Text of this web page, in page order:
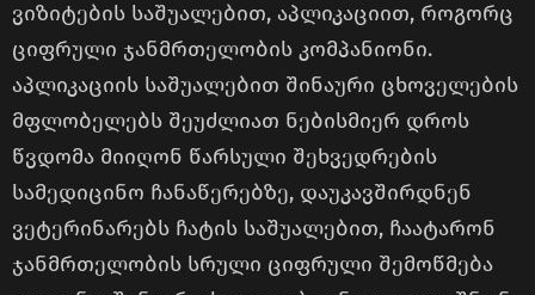
ვიზიტების საშუალებით, აპლიკაციით, როგორც
ციფრული ჯანმრთელობის კომპანიონი.
აპლიკაციის საშუალებით შინაური ცხოველების
მფლობელებს შეუძლიათ ნებისმიერ დროს
წვდომა მიიღონ წარსული შეხვედრების
სამედიცინო ჩანაწერებზე, დაუკავშირდნენ
ვეტერინარებს ჩატის საშუალებით, ჩაატარონ
ჯანმრთელობის სრული ციფრული შემოწმება